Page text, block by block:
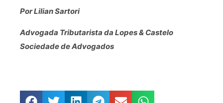
Por Lilian Sartori
Advogada Tributarista da Lopes & Castelo
Sociedade de Advogados